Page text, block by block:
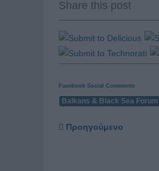
Share this post
Facebook Social Comments
Balkans & Black Sea Forum
Προηγούμενο